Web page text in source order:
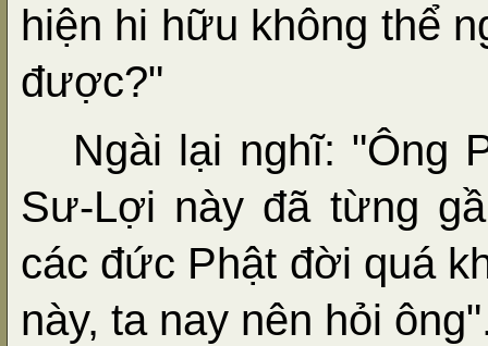
hiện hi hữu không thể
được?"
Ngài lại nghĩ: "Ông
Sư-Lợi này đã từng
các đức Phật đời quá
này, ta nay nên hỏi